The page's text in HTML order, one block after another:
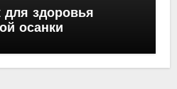
для здоровья
осанки